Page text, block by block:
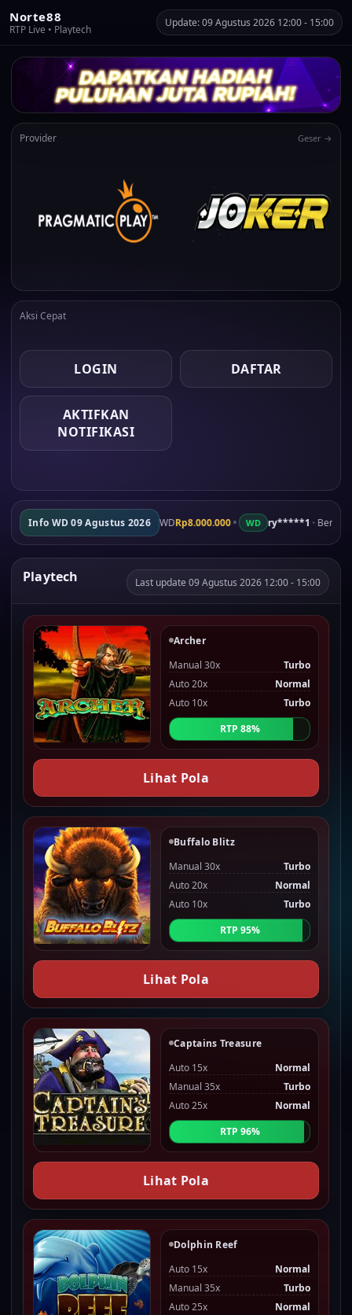
Norte88
RTP Live • Playtech
Update: 09 Agustus 2026 12:00 - 15:00
Provider Geser →
Aksi Cepat
LOGIN DAFTAR
AKTIFKAN
NOTIFIKASI
Info WD 09 Agustus 2026
• Berhasil WDRp8.000.000• WD ry*****1 •Berhasil WD
Playtech Last update 09 Agustus 2026 12:00 - 15:00
Archer
Manual 30x
Turbo
Auto 20x
Normal
Auto 10x
Turbo
RTP 88%
Lihat Pola
Buffalo Blitz
Manual 30x
Turbo
Auto 20x
Normal
Auto 10x
Turbo
RTP 95%
Lihat Pola
Captains Treasure
Auto 15x
Normal
Manual 35x
Turbo
Auto 25x
Normal
RTP 96%
Lihat Pola
Dolphin Reef
Auto 15x
Normal
Manual 35x
Turbo
Auto 25x
Normal